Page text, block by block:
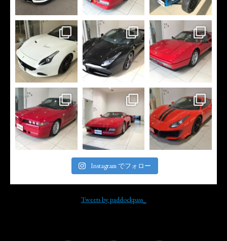
Instagram でフォロー
Tweets by paddockpass_